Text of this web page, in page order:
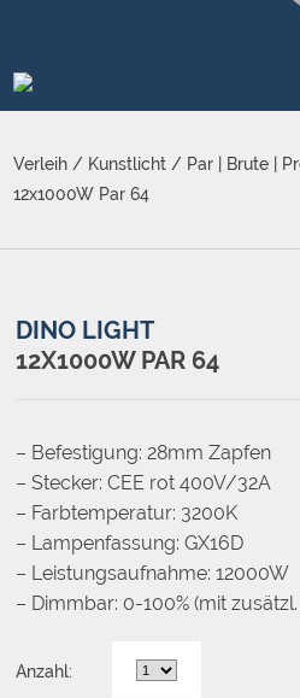
Verleih / Kunstlicht / Par | Brute |
12x1000W Par 64
DINO LIGHT
12X1000W PAR 64
– Befestigung: 28mm Zapfen
– Stecker: CEE rot 400V/32A
– Farbtemperatur: 3200K
– Lampenfassung: GX16D
– Leistungsaufnahme: 12000W
– Dimmbar: 0-100% (mit
Anzahl: